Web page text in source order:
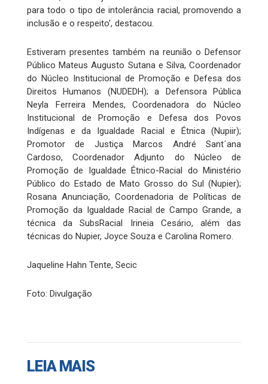
para todo o tipo de intolerância racial, promovendo a
inclusão e o respeito', destacou.
Estiveram presentes também na reunião o Defensor
Público Mateus Augusto Sutana e Silva, Coordenador
do Núcleo Institucional de Promoção e Defesa dos
Direitos Humanos (NUDEDH); a Defensora Pública
Neyla Ferreira Mendes, Coordenadora do Núcleo
Institucional de Promoção e Defesa dos Povos
Indígenas e da Igualdade Racial e Étnica (Nupiir);
Promotor de Justiça Marcos André Sant´ana
Cardoso, Coordenador Adjunto do Núcleo de
Promoção de Igualdade Étnico-Racial do Ministério
Público do Estado de Mato Grosso do Sul (Nupier);
Rosana Anunciação, Coordenadoria de Políticas de
Promoção da Igualdade Racial de Campo Grande, a
técnica da SubsRacial Irineia Cesário, além das
técnicas do Nupier, Joyce Souza e Carolina Romero.
Jaqueline Hahn Tente, Secic
Foto: Divulgação
LEIA MAIS